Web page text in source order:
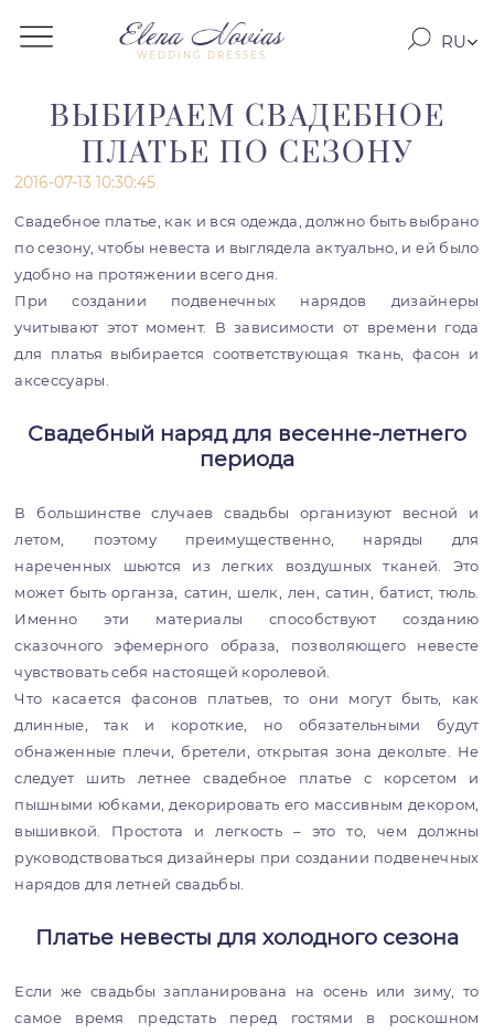
WEDDING DRESSES
RU
EN
ВЫБИРАЕМ СВАДЕБНОЕ
ПЛАТЬЕ ПО СЕЗОНУ
2016-07-13 10:30:45
Свадебное платье, как и вся одежда, должно быть выбрано
по сезону, чтобы невеста и выглядела актуально, и ей было
удобно на протяжении всего дня.
При создании подвенечных нарядов дизайнеры
учитывают этот момент. В зависимости от времени года
для платья выбирается соответствующая ткань, фасон и
аксессуары.
Свадебный наряд для весенне-летнего
периода
В большинстве случаев свадьбы организуют весной и
летом, поэтому преимущественно, наряды для
нареченных шьются из легких воздушных тканей. Это
может быть органза, сатин, шелк, лен, сатин, батист, тюль.
Именно эти материалы способствуют созданию
сказочного эфемерного образа, позволяющего невесте
чувствовать себя настоящей королевой.
Что касается фасонов платьев, то они могут быть, как
длинные, так и короткие, но обязательными будут
обнаженные плечи, бретели, открытая зона декольте. Не
следует шить летнее свадебное платье с корсетом и
пышными юбками, декорировать его массивным декором,
вышивкой. Простота и легкость – это то, чем должны
руководствоваться дизайнеры при создании подвенечных
нарядов для летней свадьбы.
Платье невесты для холодного сезона
Если же свадьбы запланирована на осень или зиму, то
самое время предстать перед гостями в роскошном